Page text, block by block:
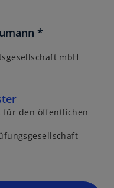
*
mbH
für den öffentlichen